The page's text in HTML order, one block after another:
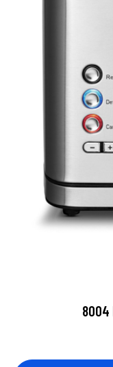
8004